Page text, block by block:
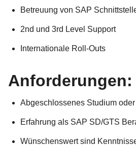
Betreuung von SAP
2nd und 3rd Level Support
Internationale Roll-Outs
Anforderungen:
Abgeschlossenes Studium
Erfahrung als SAP SD/GTS
Wünschenswert sind